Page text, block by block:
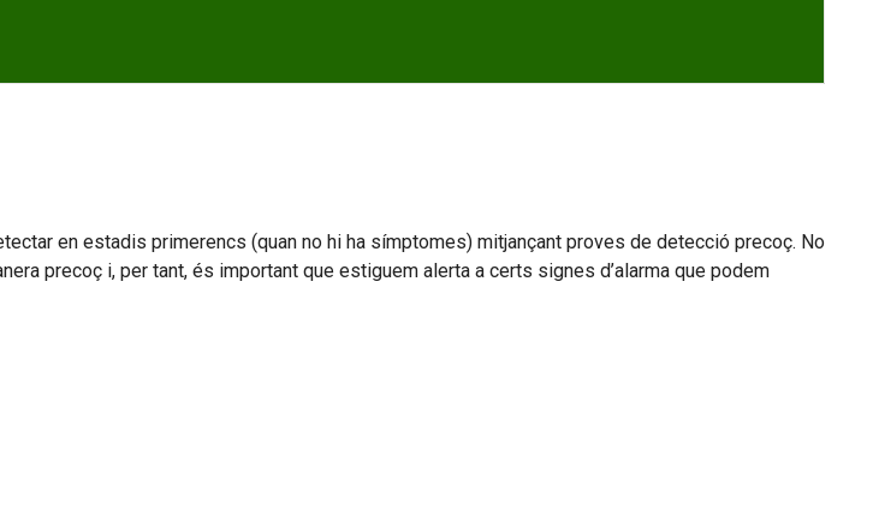
en estadis primerencs (quan no hi ha símptomes) mitjançant proves de detecció precoç. No
precoç i, per tant, és important que estiguem alerta a certs signes d’alarma que podem